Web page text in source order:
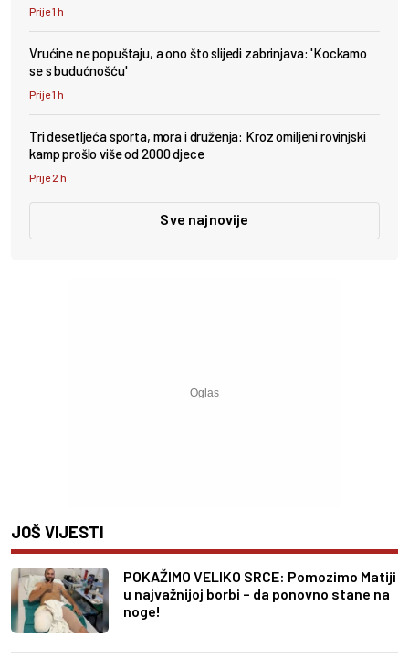
Prije 1 h
Vrućine ne popuštaju, a ono što slijedi zabrinjava: 'Kockamo
se s budućnošću'
Prije 1 h
Tri desetljeća sporta, mora i druženja: Kroz omiljeni rovinjski
kamp prošlo više od 2000 djece
Prije 2 h
Sve najnovije
JOŠ VIJESTI
POKAŽIMO VELIKO SRCE: Pomozimo Matiji
u najvažnijoj borbi – da ponovno stane na
noge!